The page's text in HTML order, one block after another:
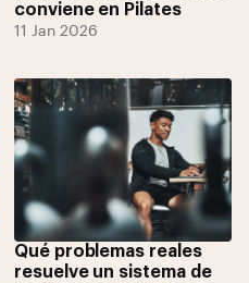
conviene en Pilates
11 Jan 2026
Qué problemas reales
resuelve un sistema de